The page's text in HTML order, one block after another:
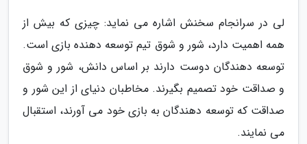
لی در سرانجام سخنش اشاره می نماید: چیزی که بیش از
همه اهمیت دارد، شور و شوق تیم توسعه دهنده بازی است.
توسعه دهندگان دوست دارند بر اساس دانش، شور و شوق
و صداقت خود تصمیم بگیرند. مخاطبان دنیای از این شور و
صداقت که توسعه دهندگان به بازی خود می آورند، استقبال
می نمایند.